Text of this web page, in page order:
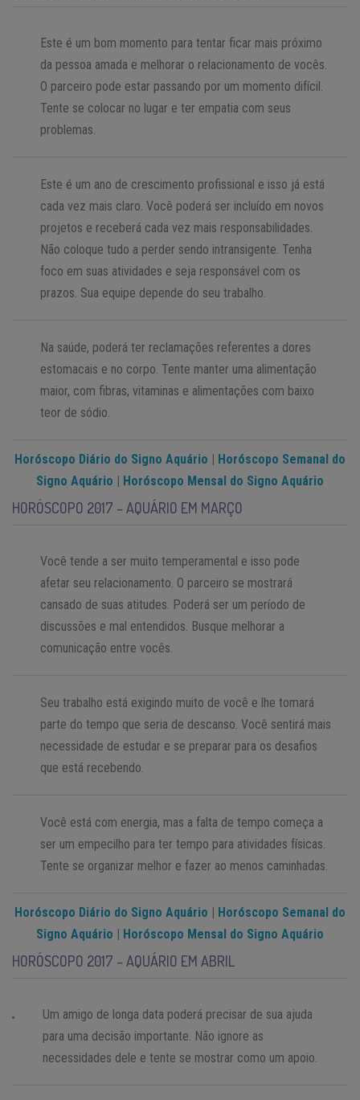
Este é um bom momento para tentar ficar mais próximo
da pessoa amada e melhorar o relacionamento de vocês.
O parceiro pode estar passando por um momento difícil.
Tente se colocar no lugar e ter empatia com seus
problemas.
Este é um ano de crescimento profissional e isso já está
cada vez mais claro. Você poderá ser incluído em novos
projetos e receberá cada vez mais responsabilidades.
Não coloque tudo a perder sendo intransigente. Tenha
foco em suas atividades e seja responsável com os
prazos. Sua equipe depende do seu trabalho.
Na saúde, poderá ter reclamações referentes a dores
estomacais e no corpo. Tente manter uma alimentação
maior, com fibras, vitaminas e alimentações com baixo
teor de sódio.
Horóscopo Diário do Signo Aquário | Horóscopo Semanal do
Signo Aquário | Horóscopo Mensal do Signo Aquário
HORÓSCOPO 2017 – AQUÁRIO EM MARÇO
Você tende a ser muito temperamental e isso pode
afetar seu relacionamento. O parceiro se mostrará
cansado de suas atitudes. Poderá ser um período de
discussões e mal entendidos. Busque melhorar a
comunicação entre vocês.
Seu trabalho está exigindo muito de você e lhe tomará
parte do tempo que seria de descanso. Você sentirá mais
necessidade de estudar e se preparar para os desafios
que está recebendo.
Você está com energia, mas a falta de tempo começa a
ser um empecilho para ter tempo para atividades físicas.
Tente se organizar melhor e fazer ao menos caminhadas.
Horóscopo Diário do Signo Aquário | Horóscopo Semanal do
Signo Aquário | Horóscopo Mensal do Signo Aquário
HORÓSCOPO 2017 – AQUÁRIO EM ABRIL
Um amigo de longa data poderá precisar de sua ajuda
para uma decisão importante. Não ignore as
necessidades dele e tente se mostrar como um apoio.